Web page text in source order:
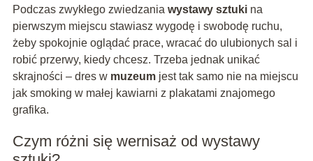
Podczas zwykłego zwiedzania wystawy sztukina
pierwszym miejscu stawiasz wygodę i swobodę ruchu,
żeby spokojnie oglądać prace, wracać do ulubionych sal i
robić przerwy, kiedy chcesz. Trzeba jednak unikać
skrajności – dres w muzeumjest tak samo nie na miejscu
jak smoking w małej kawiarni z plakatami znajomego
grafika.
Czym różni się wernisaż od wystawy